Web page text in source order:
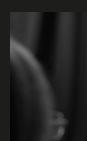
результата, и